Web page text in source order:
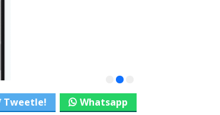
Tweetle! Whatsapp